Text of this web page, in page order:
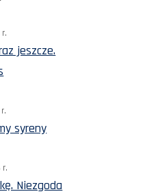
jeszcze.
syreny
r.
Niezgoda